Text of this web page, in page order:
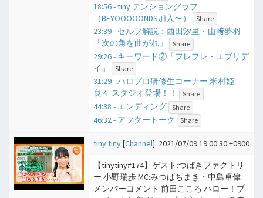
18:56 - tiny テンショングラフ
（BEYOOOOONDS加入〜）
Share
23:39 - セルフ解説：西田汐里・山﨑夢羽
「次の角を曲がれ」
Share
29:26 - キーワード②「フレフレ・エブリデ
イ」
Share
31:29 - ハロプロ研修生コーナー 米村姫
良々 スタジオ登場！！
Share
44:38 - エンディング Share
46:32 - アフタートーク Share
tiny tiny[Channel] 2021/07/09 19:00:30 +0900
【tinytiny#174】ゲスト:つばきファクトリ
ー 小野瑞歩 MC:みつばちまき・中島卓偉
メンバーコメント:前田こころ ハロー！プ